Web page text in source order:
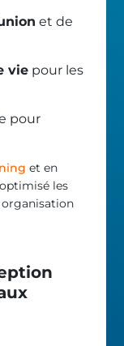
et de
vie pour les
pour
et en
les
organisation